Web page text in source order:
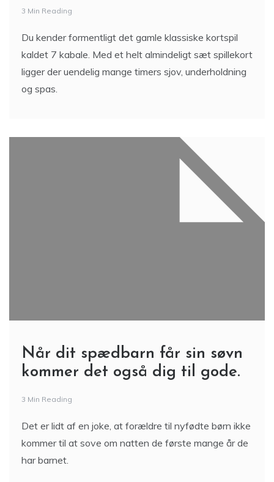
3 Min Reading
Du kender formentligt det gamle klassiske kortspil
kaldet 7 kabale. Med et helt almindeligt sæt spillekort
ligger der uendelig mange timers sjov, underholdning
og spas.
Når dit spædbarn får sin søvn
kommer det også dig til gode.
3 Min Reading
Det er lidt af en joke, at forældre til nyfødte børn ikke
kommer til at sove om natten de første mange år de
har barnet.